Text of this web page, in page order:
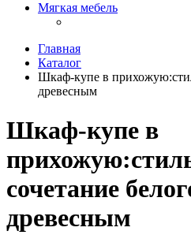
Мягкая мебель
Главная
Каталог
Шкаф-купе в
древесным
Шкаф-купе в
сочетание
древесным